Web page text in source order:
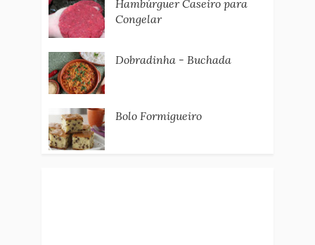
Hambúrguer Caseiro para
Congelar
Dobradinha - Buchada
Bolo Formigueiro